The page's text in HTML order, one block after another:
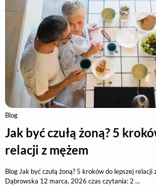
Blog
Jak być czułą żoną? 5
relacji z mężem
Blog Jak być czułą żoną? 5 kroków do lepszej relacji
Dąbrowska 12 marca, 2026 czas czytania: 2 ...